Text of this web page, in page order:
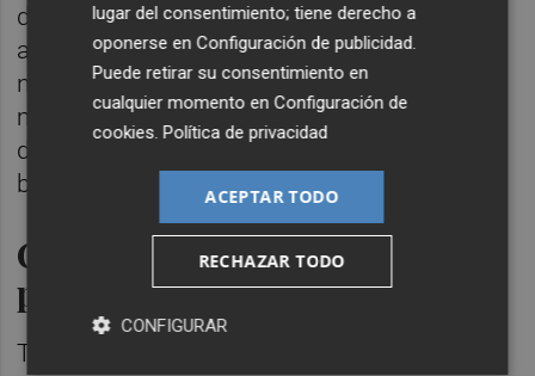
de intereses por aquello del imparable
ascenso delEuríbor.En cuanto al beneficio
neto, la cifra estará por encima de los 215
millones de euros en el tercer trimestre
donde seguirá la aportación de su filial
británica
Contribución a las arcas
públicas
Todo ello pese al impuesto a la banca,
lugar del consentimiento; tiene derecho a
oponerse enConfiguración de publicidad
Puede retirar su consentimiento en
cualquier momento enConfiguración de
cookies .Política de privacidad
ACEPTAR TODO
RECHAZAR TODO
CONFIGURAR